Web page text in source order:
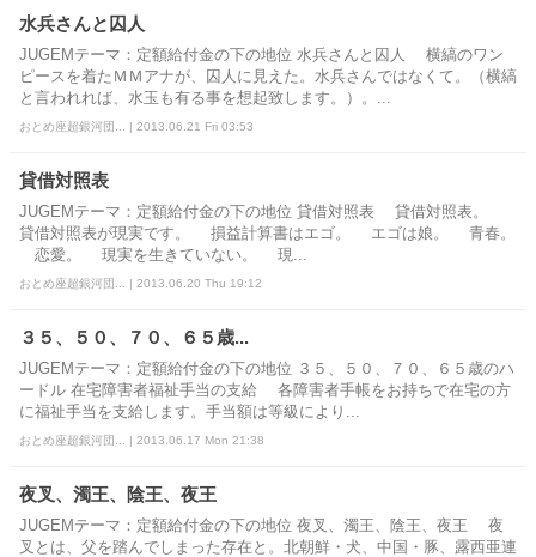
水兵さんと囚人
JUGEMテーマ：定額給付金の下の地位 水兵さんと囚人 横縞のワン
ピースを着たＭＭアナが、囚人に見えた。水兵さんではなくて。（横縞
と言われれば、水玉も有る事を想起致します。）。...
おとめ座超銀河団... | 2013.06.21 Fri 03:53
貸借対照表
JUGEMテーマ：定額給付金の下の地位 貸借対照表 貸借対照表。
貸借対照表が現実です。 損益計算書はエゴ。 エゴは娘。 青春。
恋愛。 現実を生きていない。 現...
おとめ座超銀河団... | 2013.06.20 Thu 19:12
３５、５０、７０、６５歳...
JUGEMテーマ：定額給付金の下の地位 ３５、５０、７０、６５歳のハ
ードル 在宅障害者福祉手当の支給 各障害者手帳をお持ちで在宅の方
に福祉手当を支給します。手当額は等級により...
おとめ座超銀河団... | 2013.06.17 Mon 21:38
夜叉、濁王、陰王、夜王
JUGEMテーマ：定額給付金の下の地位 夜叉、濁王、陰王、夜王 夜
叉とは、父を踏んでしまった存在と。北朝鮮・犬、中国・豚、露西亜連